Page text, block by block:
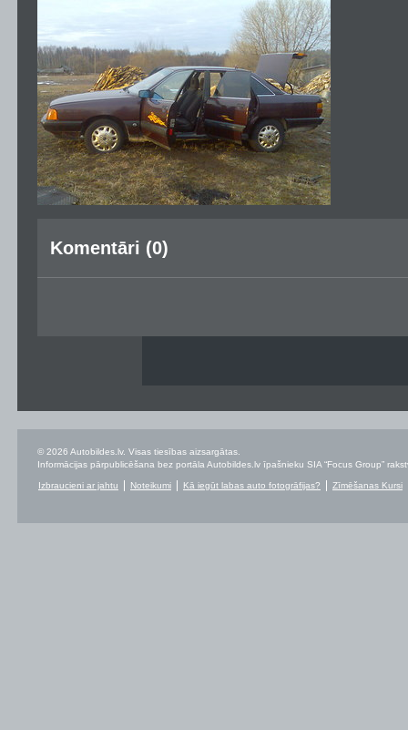
Komentāri (0)
© 2026 Autobildes.lv. Visas tiesības aizsargātas.
Informācijas pārpublicēšana bez portāla Autobildes.lv īpašnieku SIA “Focus Group”
Izbraucieni ar jahtu Noteikumi Kā iegūt labas auto fotogrāfijas? Zīmēšanas Kursi